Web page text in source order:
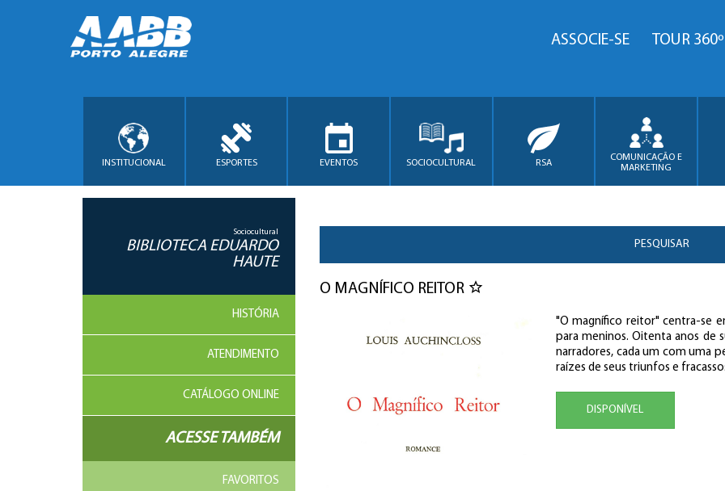
ASSOCIE-SE TOUR 360º
INSTITUCIONAL ESPORTES EVENTOS SOCIOCULTURAL RSA
COMUNICAÇÃO E
MARKETING
Sociocultural
BIBLIOTECA EDUARDO
HAUTE
HISTÓRIA
ATENDIMENTO
CATÁLOGO ONLINE
ACESSE TAMBÉM
FAVORITOS
PESQUISAR
O MAGNÍFICO REITOR
"O magnífico reitor" centra-se
para meninos. Oitenta anos de
narradores, cada um com uma
raízes de seus triunfos e
DISPONÍVEL